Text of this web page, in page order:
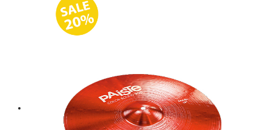
฿ 8,900.฿ 7,120.